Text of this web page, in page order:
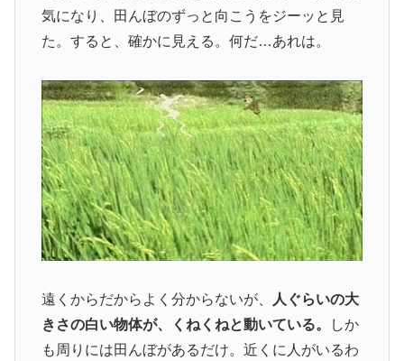
気になり、田んぼのずっと向こうをジーッと見
た。すると、確かに見える。何だ…あれは。
遠くからだからよく分からないが、
人ぐらいの大
きさの白い物体が、くねくねと動いている。
しか
も周りには田んぼがあるだけ。近くに人がいるわ